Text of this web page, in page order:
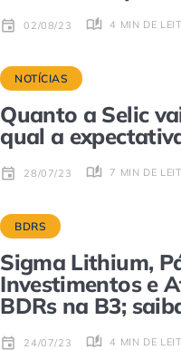
02/08/23 4 MIN DE
NOTÍCIAS
Quanto a Selic
qual a
28/07/23 7 MIN DE
BDRS
Sigma Lithium,
Investimentos e
BDRs na B3;
24/07/23 4 MIN DE